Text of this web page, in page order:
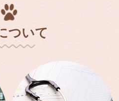
ついて